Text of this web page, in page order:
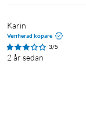
Karin
Verifierad köpare
3/5
2 år sedan